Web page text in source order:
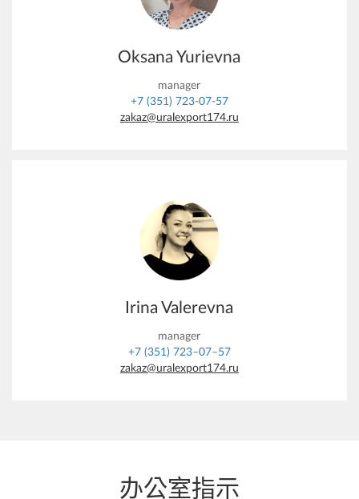
Oksana Yurievna
manager
+7 (351) 723-07-57
zakaz@uralexport174.ru
Irina Valerevna
manager
+7 (351) 723–07–57
zakaz@uralexport174.ru
办公室指示